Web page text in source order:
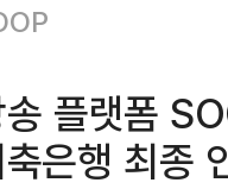
플랫폼
은행 최종